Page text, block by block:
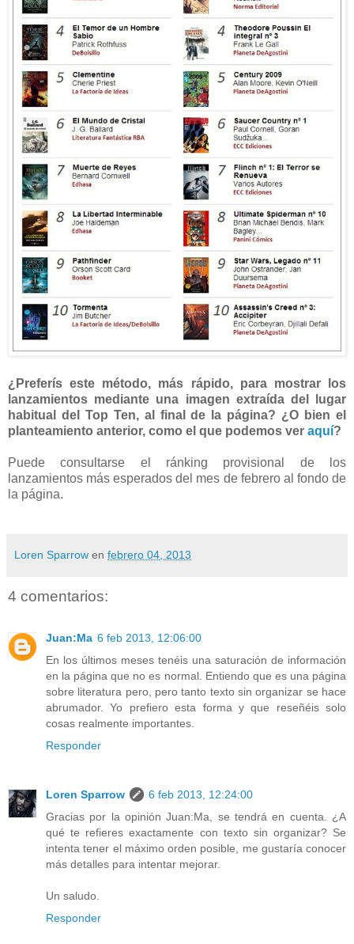
¿Preferís este método, más rápido, para mostrar los
lanzamientos mediante una imagen extraída del lugar
habitual del Top Ten, al final de la página? ¿O bien el
planteamiento anterior, como el que podemos ver aquí?
Puede consultarse el ránking provisional de los
lanzamientos más esperados del mes de febrero al fondo de
la página.
Loren Sparrow en febrero 04, 2013
4 comentarios:
Juan:Ma 6 feb 2013, 12:06:00
En los últimos meses tenéis una saturación de información
en la página que no es normal. Entiendo que es una página
sobre literatura pero, pero tanto texto sin organizar se hace
abrumador. Yo prefiero esta forma y que reseñéis solo
cosas realmente importantes.
Responder
Loren Sparrow
6 feb 2013, 12:24:00
Gracias por la opinión Juan:Ma, se tendrá en cuenta. ¿A
qué te refieres exactamente con texto sin organizar? Se
intenta tener el máximo orden posible, me gustaría conocer
más detalles para intentar mejorar.
Un saludo.
Responder